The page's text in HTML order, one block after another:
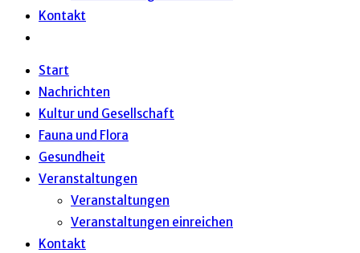
Kontakt
umschalten
Start
Nachrichten
Kultur und Gesellschaft
Fauna und Flora
Gesundheit
Veranstaltungen
Veranstaltungen
Veranstaltungen einreichen
Kontakt